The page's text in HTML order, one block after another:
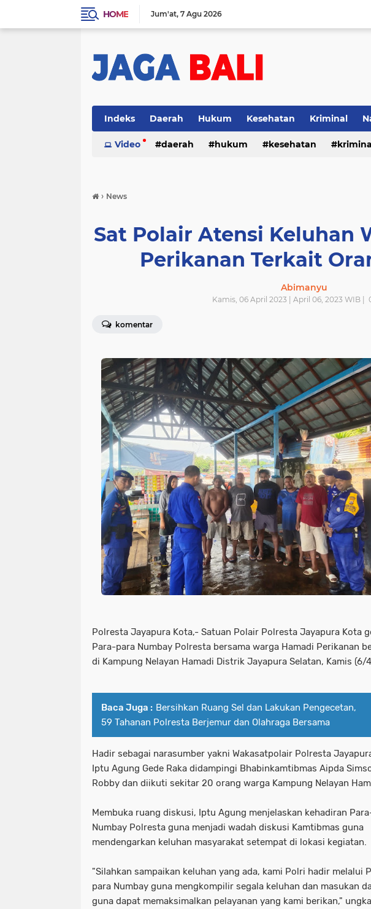
HOME Jum'at 7 Agu 2026
Indeks Daerah Hukum Kesehatan Kriminal
Video daerah hukum kesehatan
› News
Sat Polair Atensi Keluhan
Perikanan Terkait
Abimanyu
Kamis, 06 April 2023 | April 06, 2023 WIB |
komentar
Polresta Jayapura Kota,- Satuan Polair Polresta Jayapura Kota
Para-para Numbay Polresta bersama warga Hamadi Perikanan
di Kampung Nelayan Hamadi Distrik Jayapura Selatan, Kamis (6/
Baca Juga : Bersihkan Ruang Sel dan Lakukan Pengecetan,
59 Tahanan Polresta Berjemur dan Olahraga Bersama
Hadir sebagai narasumber yakni Wakasatpolair Polresta
Iptu Agung Gede Raka didampingi Bhabinkamtibmas Aipda
Robby dan diikuti sekitar 20 orang warga Kampung Nelayan
Membuka ruang diskusi, Iptu Agung menjelaskan kehadiran
Numbay Polresta guna menjadi wadah diskusi Kamtibmas guna
mendengarkan keluhan masyarakat setempat di lokasi kegiatan.
"Silahkan sampaikan keluhan yang ada, kami Polri hadir melalui
para Numbay guna mengkompilir segala keluhan dan masukan
guna dapat memaksimalkan pelayanan yang kami berikan,"